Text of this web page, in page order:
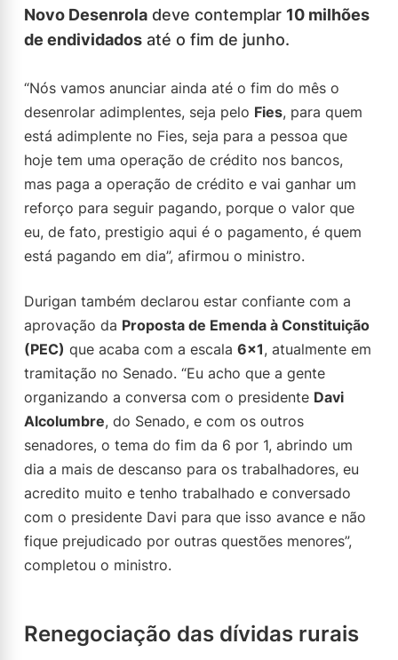
Novo Desenrola deve contemplar 10 milhões
de endividados até o fim de junho.
“Nós vamos anunciar ainda até o fim do mês o
desenrolar adimplentes, seja pelo Fies, para quem
está adimplente no Fies, seja para a pessoa que
hoje tem uma operação de crédito nos bancos,
mas paga a operação de crédito e vai ganhar um
reforço para seguir pagando, porque o valor que
eu, de fato, prestigio aqui é o pagamento, é quem
está pagando em dia”, afirmou o ministro.
Durigan também declarou estar confiante com a
aprovação da Proposta de Emenda à Constituição
(PEC) que acaba com a escala 6×1, atualmente em
tramitação no Senado. “Eu acho que a gente
organizando a conversa com o presidente Davi
Alcolumbre, do Senado, e com os outros
senadores, o tema do fim da 6 por 1, abrindo um
dia a mais de descanso para os trabalhadores, eu
acredito muito e tenho trabalhado e conversado
com o presidente Davi para que isso avance e não
fique prejudicado por outras questões menores”,
completou o ministro.
Renegociação das dívidas rurais